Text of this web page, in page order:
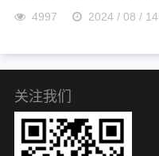
4997 2024 / 08 / 14
关注我们